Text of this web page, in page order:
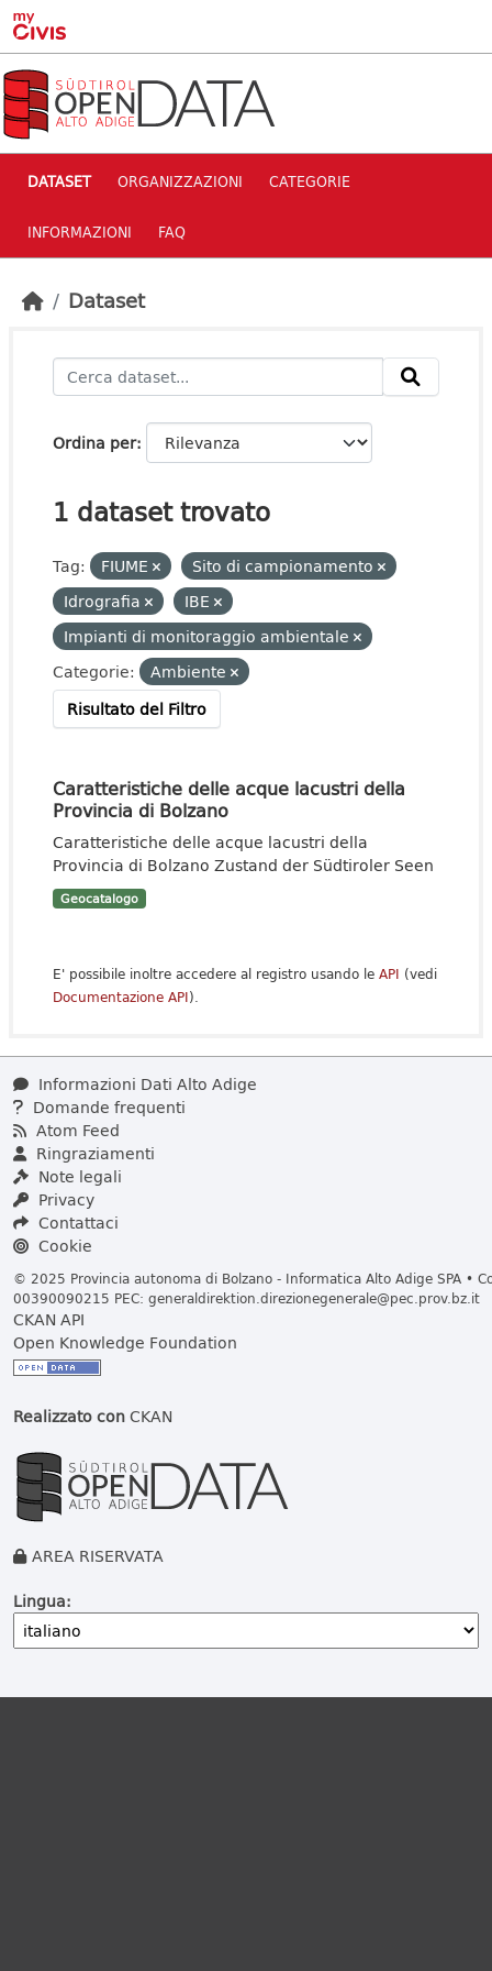
Skip to main content
DATASET ORGANIZZAZIONI CATEGORIE
INFORMAZIONI FAQ
Dataset
Ordina per
1 dataset trovato
Tag: FIUME
Sito di campionamento
Idrografia
IBE
Impianti di monitoraggio ambientale
Categorie:
Ambiente
Risultato del Filtro
Caratteristiche delle acque lacustri della
Provincia di Bolzano
Caratteristiche delle acque lacustri della
Provincia di Bolzano Zustand der Südtiroler Seen
Geocatalogo
E' possibile inoltre accedere al registro usando le API (vedi
Documentazione API).
Informazioni Dati Alto Adige
Domande frequenti
Atom Feed
Ringraziamenti
Note legali
Privacy
Contattaci
Cookie
© 2025 Provincia autonoma di Bolzano - Informatica Alto Adige SPA •
00390090215 PEC: generaldirektion.direzionegenerale@pec.prov.bz.it
CKAN API
Open Knowledge Foundation
Realizzato conCKAN
AREA RISERVATA
Lingua